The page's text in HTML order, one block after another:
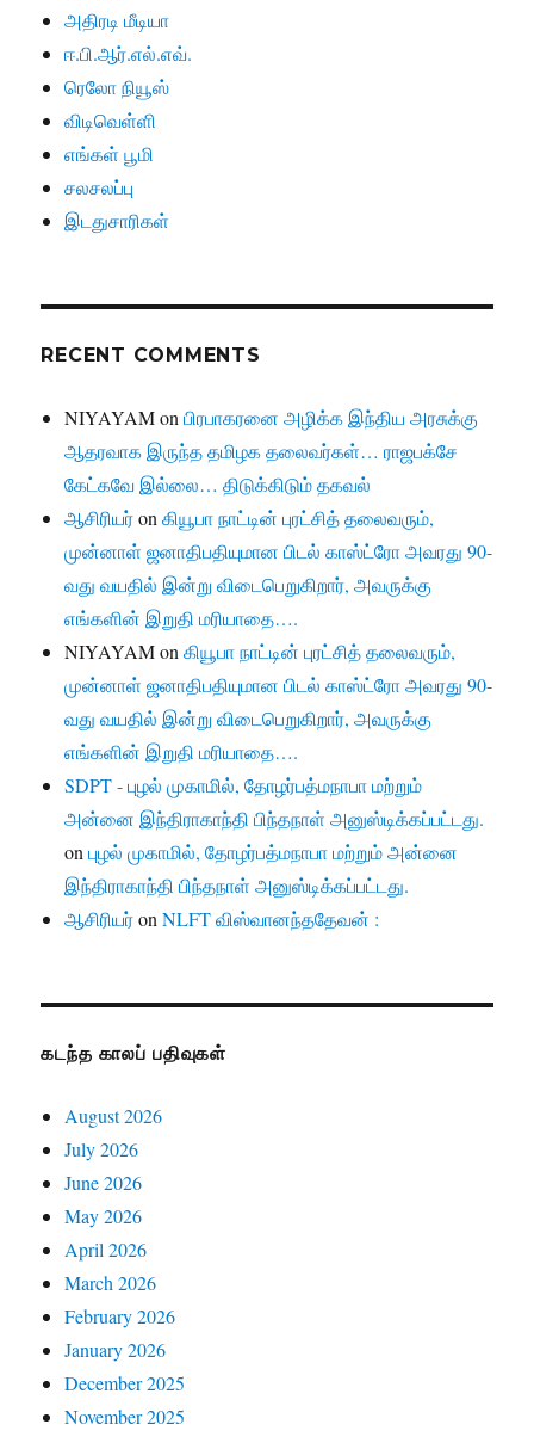
அதிரடி மீடியா
ஈ.பி.ஆர்.எல்.எவ்.
ரெலோ நியூஸ்
விடிவெள்ளி
எங்கள் பூமி
சலசலப்பு
இடதுசாரிகள்
RECENT COMMENTS
NIYAYAMonபிரபாகரனை அழிக்க இந்திய அரசுக்கு
ஆதரவாக இருந்த தமிழக தலைவர்கள்… ராஜபக்சே
கேட்கவே இல்லை… திடுக்கிடும் தகவல்
ஆசிரியர்onகியூபா நாட்டின் புரட்சித் தலைவரும்,
முன்னாள் ஜனாதிபதியுமான பிடல் காஸ்ட்ரோ அவரது 90-
வது வயதில் இன்று விடைபெறுகிறார், அவருக்கு
எங்களின் இறுதி மரியாதை….
NIYAYAMonகியூபா நாட்டின் புரட்சித் தலைவரும்,
முன்னாள் ஜனாதிபதியுமான பிடல் காஸ்ட்ரோ அவரது 90-
வது வயதில் இன்று விடைபெறுகிறார், அவருக்கு
எங்களின் இறுதி மரியாதை….
SDPT - புழல் முகாமில், தோழர்பத்மநாபா மற்றும்
அன்னை இந்திராகாந்தி பிந்தநாள் அனுஸ்டிக்கப்பட்டது.
onபுழல் முகாமில், தோழர்பத்மநாபா மற்றும் அன்னை
இந்திராகாந்தி பிந்தநாள் அனுஸ்டிக்கப்பட்டது.
ஆசிரியர்onNLFT விஸ்வானந்ததேவன் :
கடந்த காலப் பதிவுகள்
August 2026
July 2026
June 2026
May 2026
April 2026
March 2026
February 2026
January 2026
December 2025
November 2025